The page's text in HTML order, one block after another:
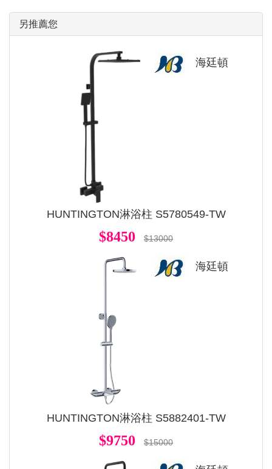
另推薦您
海廷頓
HUNTINGTON淋浴柱 S5780549-TW
$8450 $13000
海廷頓
HUNTINGTON淋浴柱 S5882401-TW
$9750 $15000